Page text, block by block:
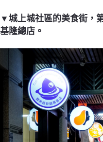
▼城上城社區的美食街，
基隆總店。